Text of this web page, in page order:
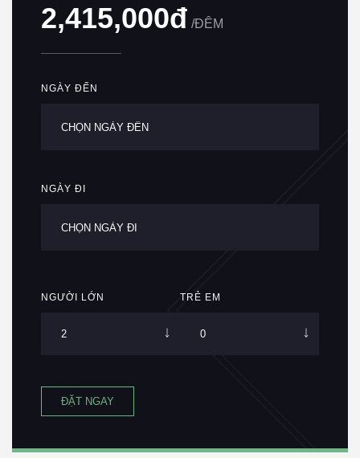
2,415,000đ /ĐÊM
NGÀY ĐẾN
NGÀY ĐI
NGƯỜI LỚN TRẺ EM
ĐẶT NGAY